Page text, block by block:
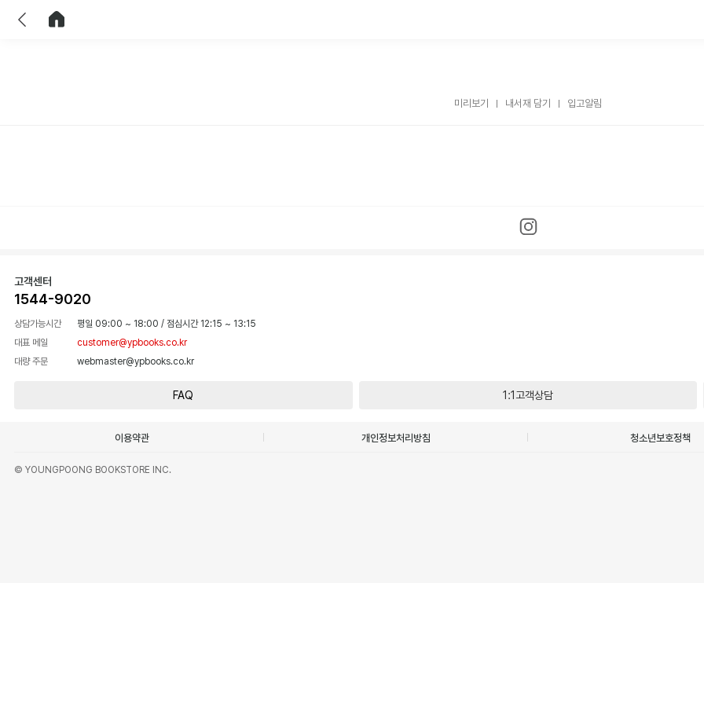
미리보기 내서재 담기 입고알림
고객센터
1544-9020
상담가능시간 평일 09:00 ~ 18:00 / 점심시간 12:15 ~ 13:15
대표 메일
customer@ypbooks.co.kr
대량 주문
webmaster@ypbooks.co.kr
FAQ 1:1고객상담
이용약관 개인정보처리방침 청소년보호정책
© YOUNGPOONG BOOKSTORE INC.